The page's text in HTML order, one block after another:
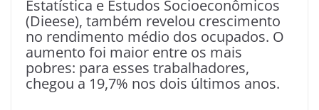
Estatística e Estudos Socioeconômicos
(Dieese), também revelou crescimento
no rendimento médio dos ocupados. O
aumento foi maior entre os mais
pobres: para esses trabalhadores,
chegou a 19,7% nos dois últimos anos.